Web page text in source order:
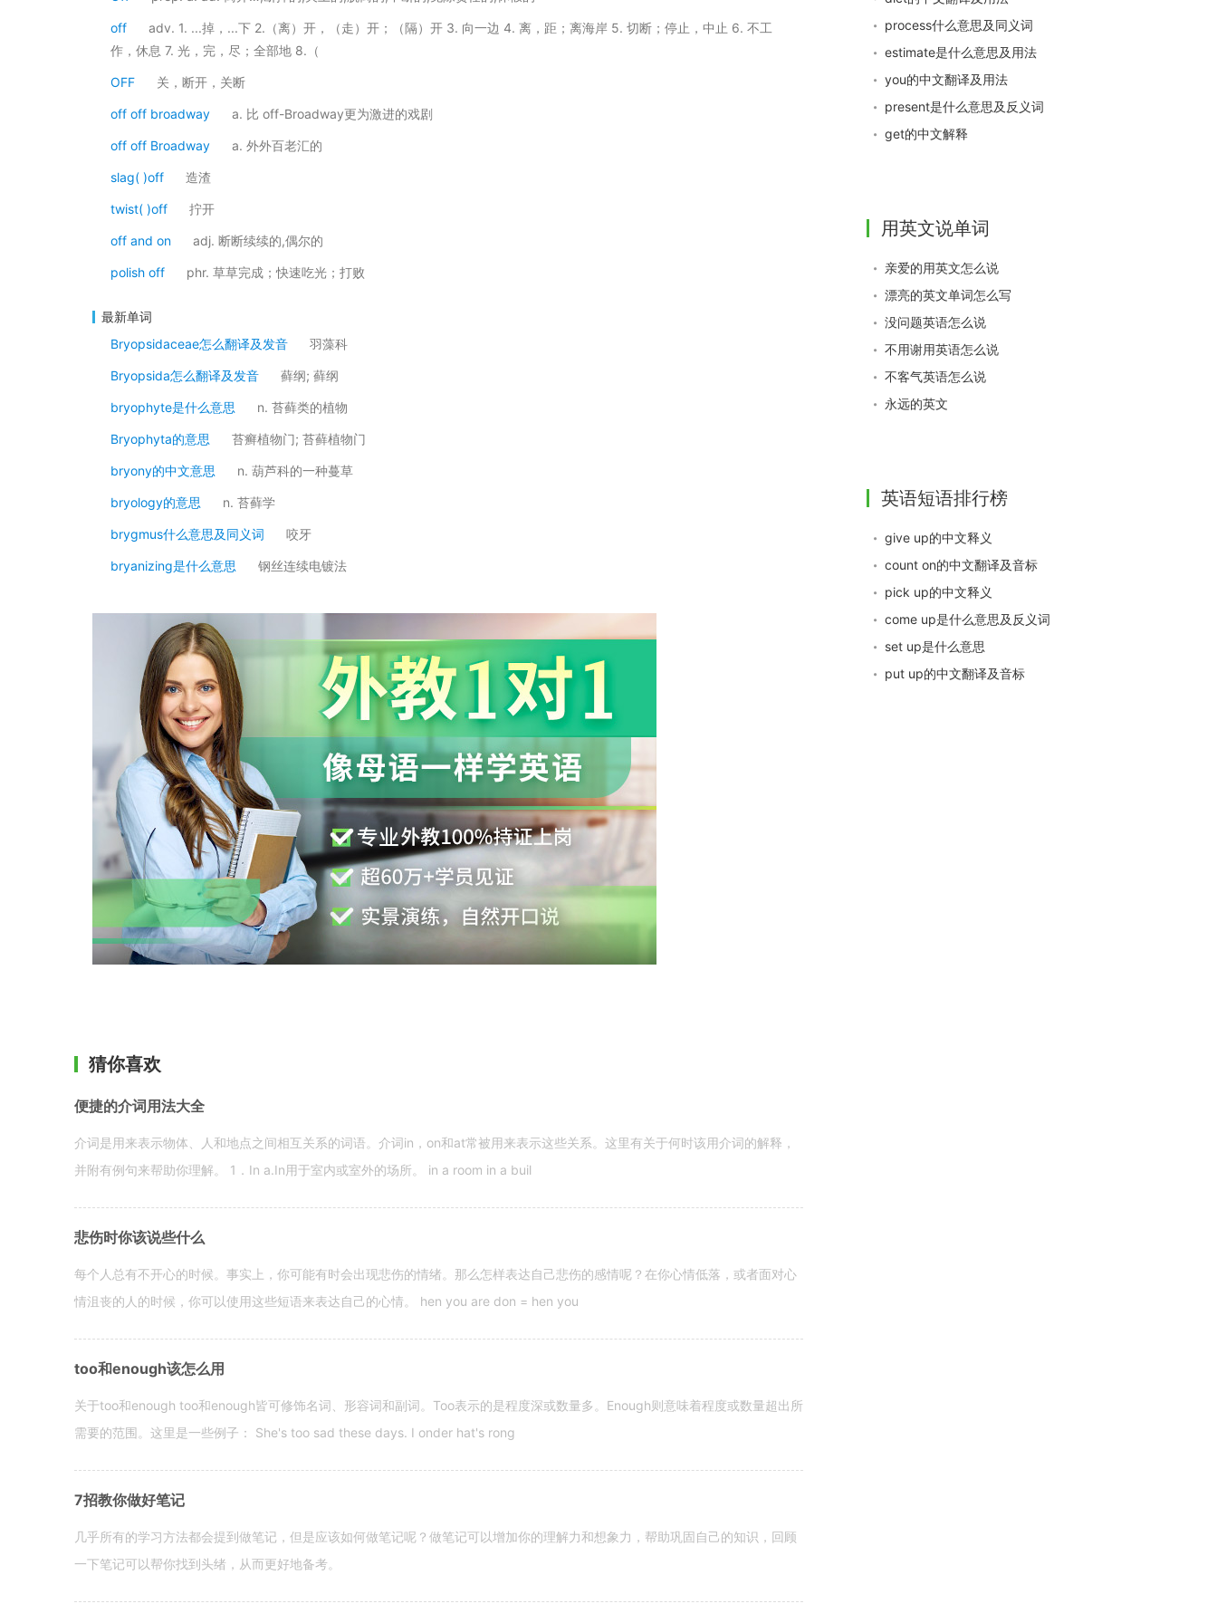
off
adv. 1. ...掉，...下 2.（离）开，（走）开；（隔）开 3. 向一边 4. 离，距；离海岸 5. 切断；停止，中止 6. 不工
作，休息 7. 光，完，尽；全部地 8.（
OFF 关，断开，关断
off off broadway a. 比 off-Broadway更为激进的戏剧
off off Broadway a. 外外百老汇的
slag( )off 造渣
twist( )off 拧开
off and on adj. 断断续续的,偶尔的
polish off phr. 草草完成；快速吃光；打败
最新单词
Bryopsidaceae怎么翻译及发音
羽藻科
Bryopsida怎么翻译及发音 藓纲; 藓纲
bryophyte是什么意思 n. 苔藓类的植物
Bryophyta的意思 苔癣植物门; 苔藓植物门
bryony的中文意思 n. 葫芦科的一种蔓草
bryology的意思 n. 苔藓学
brygmus什么意思及同义词 咬牙
bryanizing是什么意思 钢丝连续电镀法
猜你喜欢
便捷的介词用法大全
介词是用来表示物体、人和地点之间相互关系的词语。介词in，on和at常被用来表示这些关系。这里有关于何时该用介词的解释，
并附有例句来帮助你理解。 1．In a.In用于室内或室外的场所。 in a room in a buil
悲伤时你该说些什么
每个人总有不开心的时候。事实上，你可能有时会出现悲伤的情绪。那么怎样表达自己悲伤的感情呢？在你心情低落，或者面对心
情沮丧的人的时候，你可以使用这些短语来表达自己的心情。 hen you are don = hen you
too和enough该怎么用
关于too和enough too和enough皆可修饰名词、形容词和副词。Too表示的是程度深或数量多。Enough则意味着程度或数量超出所
需要的范围。这里是一些例子： She's too sad these days. I onder hat's rong
7招教你做好笔记
几乎所有的学习方法都会提到做笔记，但是应该如何做笔记呢？做笔记可以增加你的理解力和想象力，帮助巩固自己的知识，回顾
一下笔记可以帮你找到头绪，从而更好地备考。
process什么意思及同义词
estimate是什么意思及用法
you的中文翻译及用法
present是什么意思及反义词
get的中文解释
用英文说单词
亲爱的用英文怎么说
漂亮的英文单词怎么写
没问题英语怎么说
不用谢用英语怎么说
不客气英语怎么说
永远的英文
英语短语排行榜
give up的中文释义
count on的中文翻译及音标
pick up的中文释义
come up是什么意思及反义词
set up是什么意思
put up的中文翻译及音标